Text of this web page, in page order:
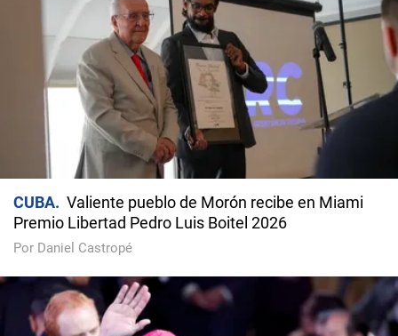
CUBA
Valiente pueblo de Morón recibe en Miami
Premio Libertad Pedro Luis Boitel 2026
Por Daniel Castropé